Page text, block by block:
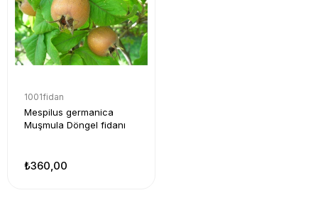
1001fidan
Mespilus germanica
Muşmula Döngel fidanı
₺360,00